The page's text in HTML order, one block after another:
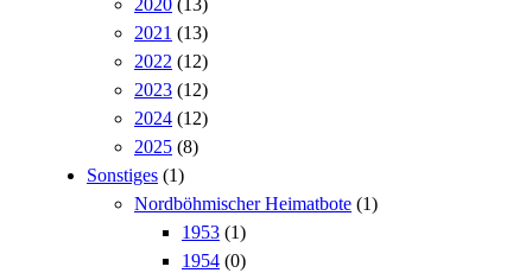
2021 (13)
2022 (12)
2023 (12)
2024 (12)
2025 (8)
Sonstiges (1)
Nordböhmischer Heimatbote (1)
1953 (1)
1954 (0)